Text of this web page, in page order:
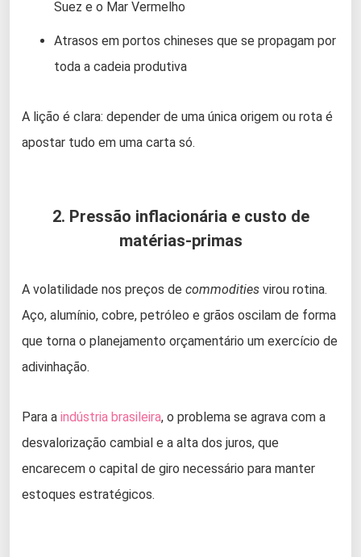
Suez e o Mar Vermelho
Atrasos em portos chineses que se propagam por
toda a cadeia produtiva
A lição é clara: depender de uma única origem ou rota é
apostar tudo em uma carta só.
2. Pressão inflacionária e custo de
matérias-primas
A volatilidade nos preços de commodities virou rotina.
Aço, alumínio, cobre, petróleo e grãos oscilam de forma
que torna o planejamento orçamentário um exercício de
adivinhação.
Para a indústria brasileira, o problema se agrava com a
desvalorização cambial e a alta dos juros, que
encarecem o capital de giro necessário para manter
estoques estratégicos.